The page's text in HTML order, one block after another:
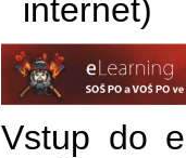
internet)
Vstup do